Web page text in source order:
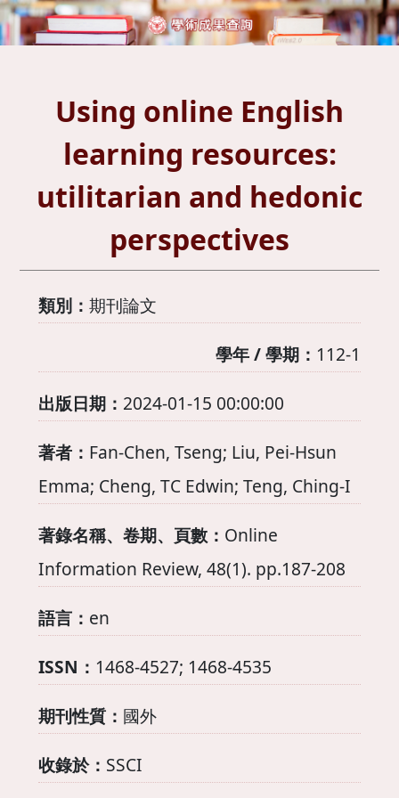
Using online English
learning resources:
utilitarian and hedonic
perspectives
類別： 期刊論文
學年 / 學期： 112-1
出版日期： 2024-01-15 00:00:00
著者： Fan-Chen, Tseng; Liu, Pei-Hsun
Emma; Cheng, TC Edwin; Teng, Ching-I
著錄名稱、卷期、頁數： Online
Information Review, 48(1). pp.187-208
語言： en
ISSN： 1468-4527; 1468-4535
期刊性質： 國外
收錄於： SSCI